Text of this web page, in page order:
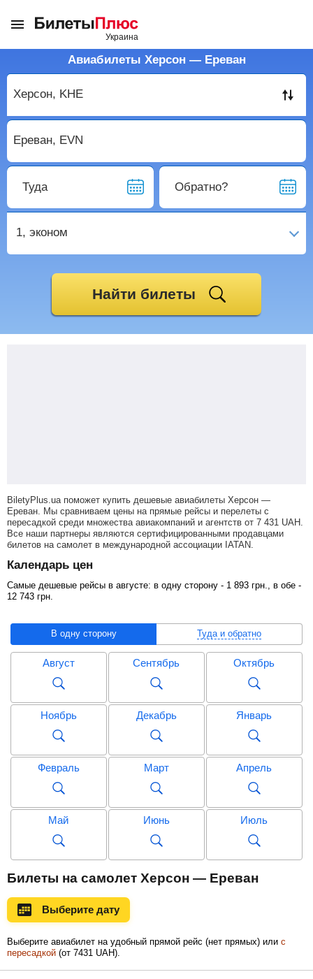
Авиабилеты Херсон — Ереван
Туда Обратно?
1, эконом
Найти билеты
BiletyPlus.ua поможет купить дешевые авиабилеты Херсон —
Ереван. Мы сравниваем цены на прямые рейсы и перелеты с
пересадкой среди множества авиакомпаний и агентств от 7 431 UAH
Все наши партнеры являются сертифицированными продавцами
билетов на самолет в международной ассоциации IATAN.
Календарь цен
Самые дешевые рейсы в августе: в одну сторону - 1 893 грн ., в обе -
12 743 грн
В одну сторону Туда и обратно
Август Сентябрь Октябрь
Ноябрь Декабрь Январь
Февраль Март Апрель
Май Июнь Июль
Сентябрь
Ноябрь
Билеты на самолет Херсон — Ереван
Выберите дату
Выберите авиабилет на удобный прямой рейс (нет прямых) или с
пересадкой (от 7431 UAH).